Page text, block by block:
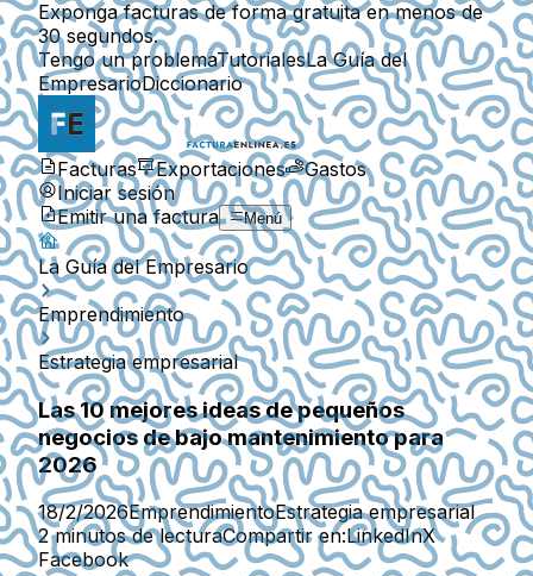
Exponga facturas de forma gratuita en menos de
30 segundos.
Tengo un problemaTutorialesLa Guía del
EmpresarioDiccionario
Facturas Exportaciones
Gastos
Iniciar sesión
Emitir una factura
Menú
La Guía del Empresario
Emprendimiento
Estrategia empresarial
Las 10 mejores ideas de pequeños
negocios de bajo mantenimiento para
2026
18/2/2026EmprendimientoEstrategia empresarial
2 minutos de lecturaCompartir en:LinkedInX
Facebook